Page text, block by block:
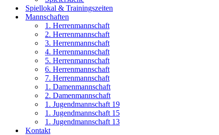
Spiellokal & Trainingszeiten
Mannschaften
1. Herrenmannschaft
2. Herrenmannschaft
3. Herrenmannschaft
4. Herrenmannschaft
5. Herrenmannschaft
6. Herrenmannschaft
7. Herrenmannschaft
1. Damenmannschaft
2. Damenmannschaft
1. Jugendmannschaft 19
1. Jugendmannschaft 15
1. Jugendmannschaft 13
Kontakt